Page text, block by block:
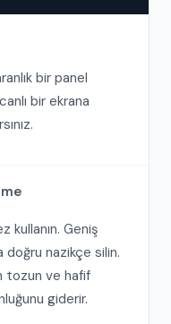
bir panel
bir ekrana
kullanın. Geniş
doğru nazikçe silin.
tozun ve hafif
giderir.